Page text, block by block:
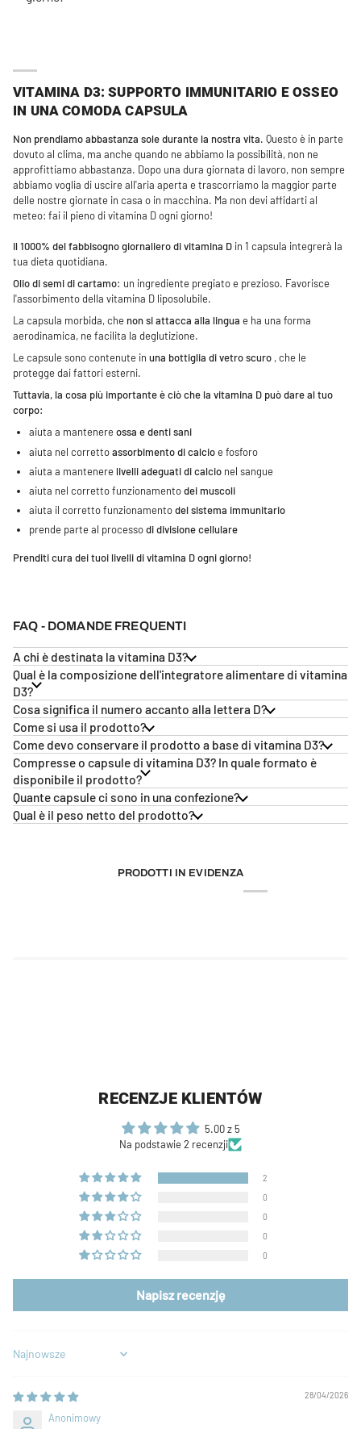
VITAMINA D3: SUPPORTO IMMUNITARIO E OSSEO
IN UNA COMODA CAPSULA
Non prendiamo abbastanza sole durante la nostra vita. Questo è in parte
dovuto al clima, ma anche quando ne abbiamo la possibilità, non ne
approfittiamo abbastanza. Dopo una dura giornata di lavoro, non sempre
abbiamo voglia di uscire all'aria aperta e trascorriamo la maggior parte
delle nostre giornate in casa o in macchina. Ma non devi affidarti al
meteo: fai il pieno di vitamina D ogni giorno!
Il 1000% del fabbisogno giornaliero di vitamina D in 1 capsula integrerà la
tua dieta quotidiana.
Olio di semi di cartamo: un ingrediente pregiato e prezioso. Favorisce
l'assorbimento della vitamina D liposolubile.
La capsula morbida, che non si attacca alla lingua e ha una forma
aerodinamica, ne facilita la deglutizione.
Le capsule sono contenute in una bottiglia di vetro scuro , che le
protegge dai fattori esterni.
Tuttavia, la cosa più importante è ciò che la vitamina D può dare al tuo
corpo:
aiuta a mantenereossa e denti sani
aiuta nel correttoassorbimento di calcioe fosforo
aiuta a mantenere livelli adeguati di calcio nel sangue
aiuta nel corretto funzionamentodei muscoli
aiuta il corretto funzionamentodel sistema immunitario
prende parte al processodi divisione cellulare
Prenditi cura dei tuoi livelli di vitamina D ogni giorno!
FAQ - DOMANDE FREQUENTI
A chi è destinata la vitamina D3?
Qual è la composizione dell'integratore alimentare di vitamina
D3?
Cosa significa il numero accanto alla lettera D?
Come si usa il prodotto?
Come devo conservare il prodotto a base di vitamina D3?
Compresse o capsule di vitamina D3? In quale formato è
disponibile il prodotto?
Quante capsule ci sono in una confezione?
Qual è il peso netto del prodotto?
PRODOTTI IN EVIDENZA
RECENZJE KLIENTÓW
5.00 z 5
Na podstawie 2 recenzji
2
0
0
0
0
Napisz recenzję
Sort by
28/04/2026
Anonimowy